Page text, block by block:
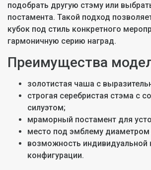
подобрать другую стэму или
постамента. Такой подход
кубок под стиль конкретного
гармоничную серию наград.
Преимущества
золотистая чаша с
строгая серебристая стэма с
силуэтом;
мраморный постамент для
место под эмблему
возможность индивидуальной
конфигурации.